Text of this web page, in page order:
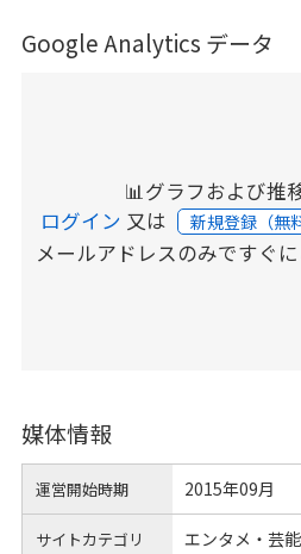
Google Analytics データ
📊グラフおよび推
ログイン 又は 新規登録（無
メールアドレスのみですぐに
媒体情報
運営開始時期 2015年09月
サイトカテゴリ エンタメ・芸